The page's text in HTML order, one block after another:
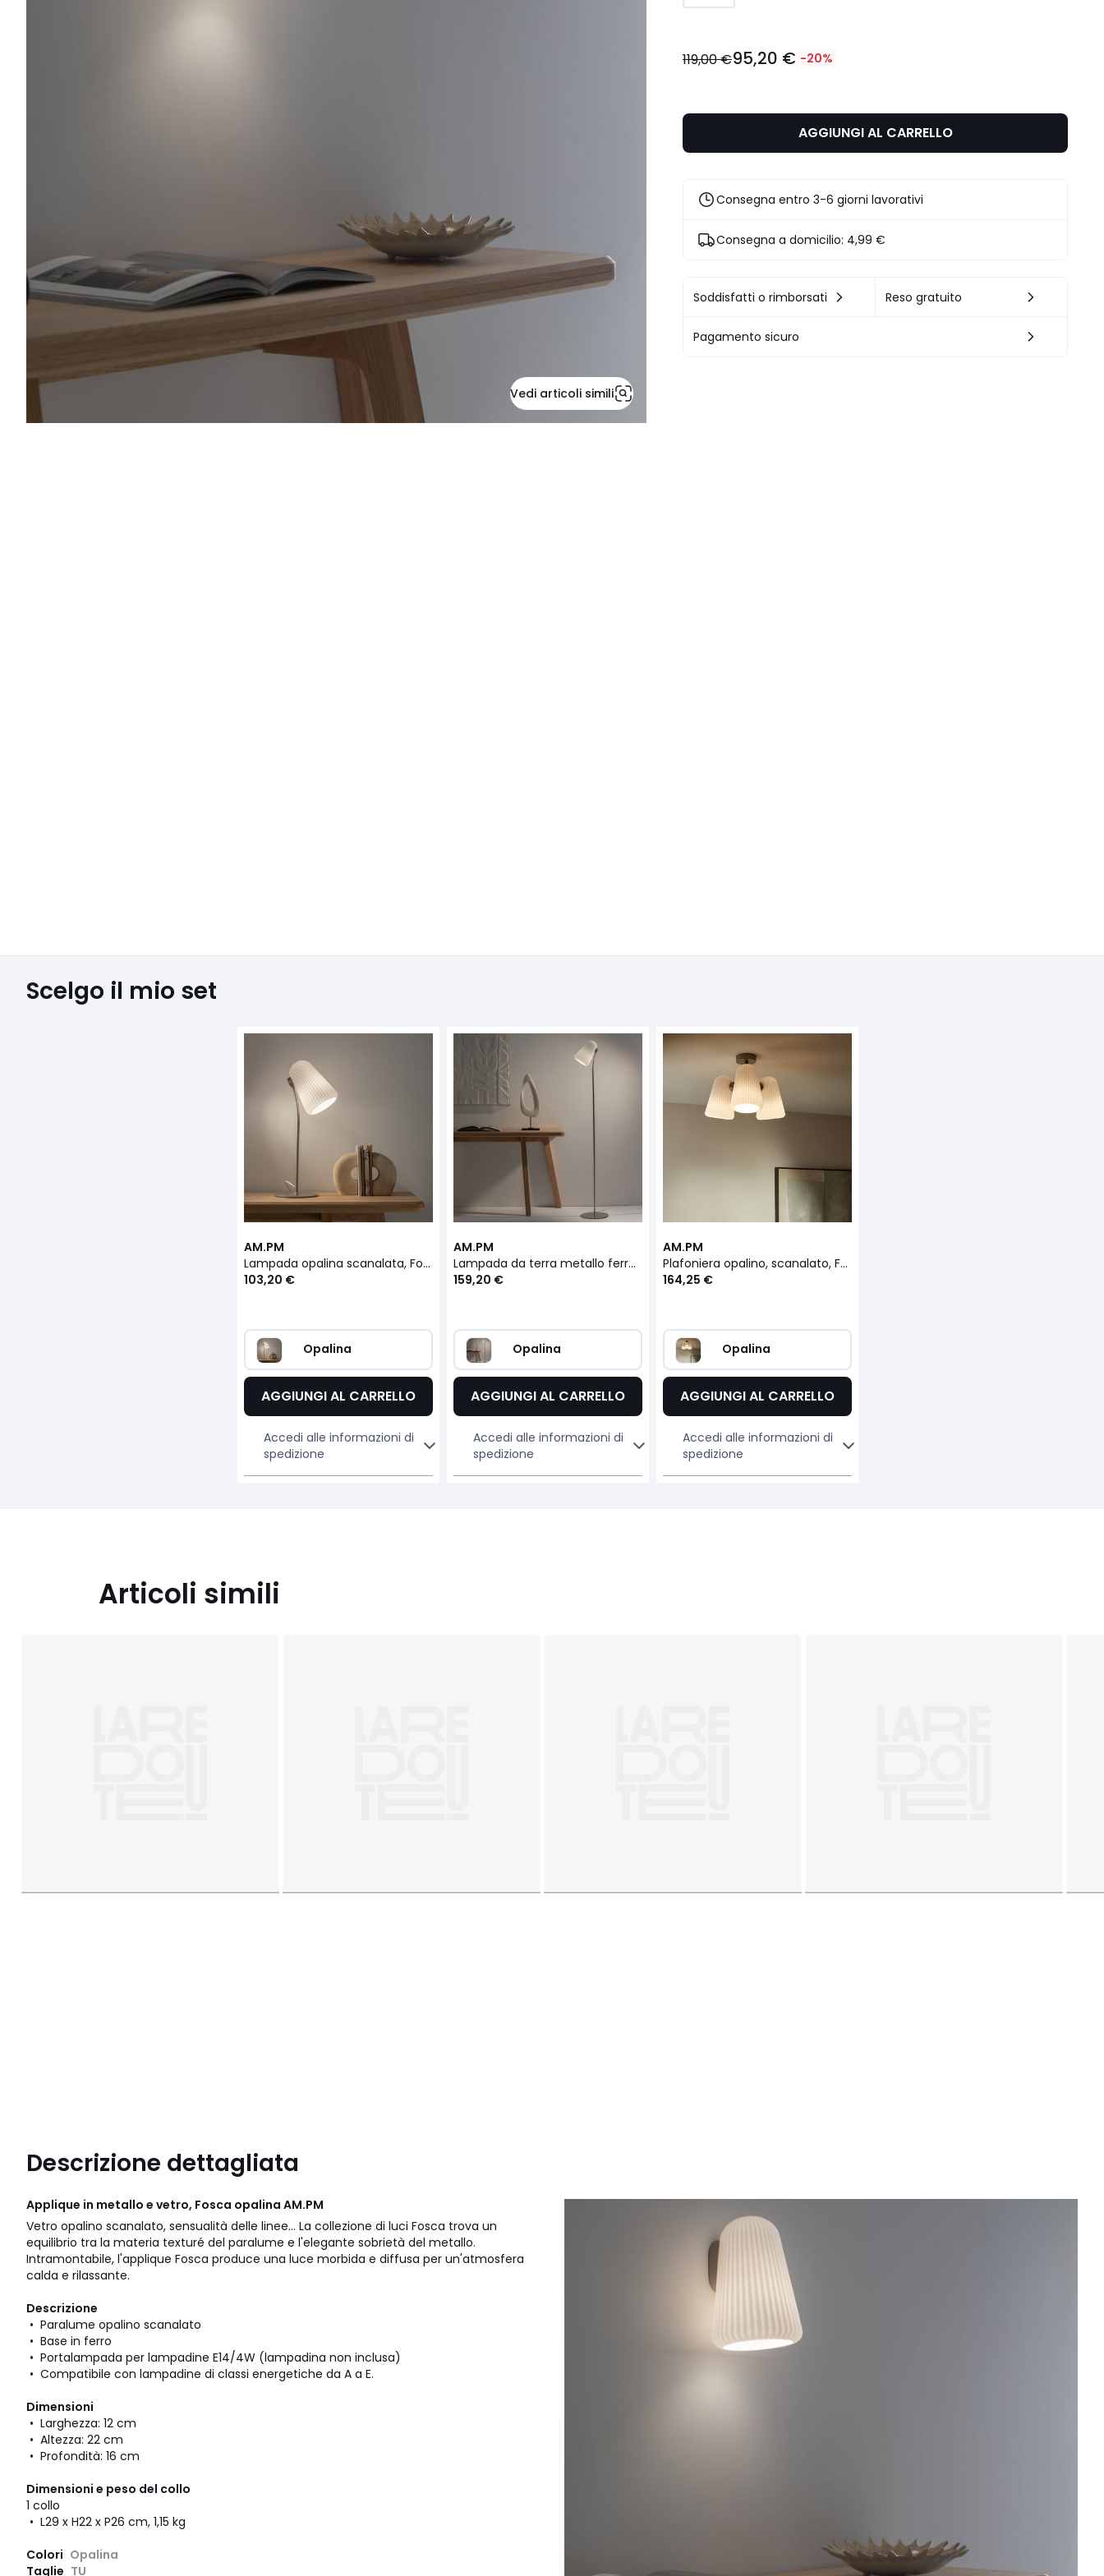
Vedi articoli simili
119,00 €95,20 € -20%
AGGIUNGI AL CARRELLO
Consegna entro 3-6 giorni lavorativi
Consegna a domicilio: 4,99 €
Soddisfatti o rimborsati Reso gratuito
Pagamento sicuro
Scelgo il mio set
AM.PM
Lampada opalina scanalata, Fosca
103,20 €
Opalina
AGGIUNGI AL CARRELLO
Accedi alle informazioni di
spedizione
AM.PM
Lampada da terra metallo ferro e vetro, Fosca
159,20 €
Opalina
AGGIUNGI AL CARRELLO
Accedi alle informazioni di
spedizione
AM.PM
Plafoniera opalino, scanalato, Fosca
164,25 €
Opalina
AGGIUNGI AL CARRELLO
Accedi alle informazioni di
spedizione
Articoli simili
Descrizione dettagliata
Applique in metallo e vetro, Fosca opalina AM.PM
Vetro opalino scanalato, sensualità delle linee... La collezione di luci Fosca trova un
equilibrio tra la materia texturé del paralume e l'elegante sobrietà del metallo.
Intramontabile, l'applique Fosca produce una luce morbida e diffusa per un'atmosfera
calda e rilassante.
Descrizione
• Paralume opalino scanalato
• Base in ferro
• Portalampada per lampadine E14/4W (lampadina non inclusa)
• Compatibile con lampadine di classi energetiche da A a E.
Dimensioni
• Larghezza: 12 cm
• Altezza: 22 cm
• Profondità: 16 cm
Dimensioni e peso del collo
1 collo
• L29 x H22 x P26 cm, 1,15 kg
Colori Opalina
Taglie TU